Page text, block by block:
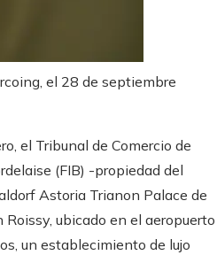
el 28 de septiembre
el Tribunal de Comercio de
(FIB) -propiedad del
Astoria Trianon Palace de
ubicado en el aeropuerto
un establecimiento de lujo